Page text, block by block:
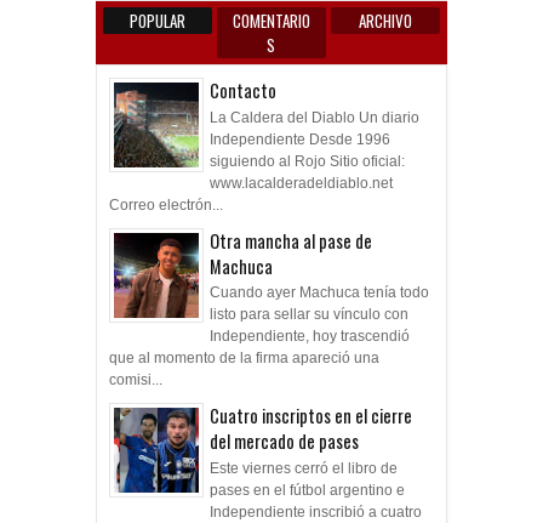
POPULAR
COMENTARIO
S
ARCHIVO
Contacto
La Caldera del Diablo Un diario
Independiente Desde 1996
siguiendo al Rojo Sitio oficial:
www.lacalderadeldiablo.net
Correo electrón...
Otra mancha al pase de
Machuca
Cuando ayer Machuca tenía todo
listo para sellar su vínculo con
Independiente, hoy trascendió
que al momento de la firma apareció una
comisi...
Cuatro inscriptos en el cierre
del mercado de pases
Este viernes cerró el libro de
pases en el fútbol argentino e
Independiente inscribió a cuatro